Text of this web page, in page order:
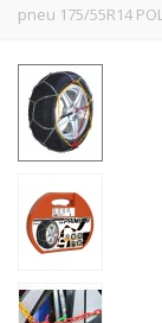
pneu 175/55R14